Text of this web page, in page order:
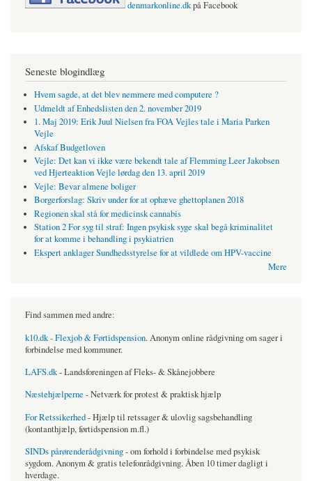
denmarkonline.dkpå Facebook
Seneste blogindlæg
Hvem sagde, at det blev nemmere med computere ?
Udmeldt af Enhedslisten den 2. november 2019
1. Maj 2019: Erik Juul Nielsen fra FOA Vejles tale i Maria Parken
Vejle
Afskaf Budgetloven
Vejle: Det kan vi ikke være bekendt tale af Flemming Leer Jakobsen
ved Hjerteaktion Vejle lørdag den 13. april 2019
Vejle: Bevar almene boliger
Borgerforslag: Skriv under for at ophæve ghettoplanen 2018
Regionen skal stå for medicinsk cannabis
Station 2 For syg til straf: Ingen psykisk syge skal begå kriminalitet
for at komme i behandling i psykiatrien
Ekspert anklager Sundhedsstyrelse for at vildlede om HPV-vaccine
Mere
Find sammen med andre:
k10.dk - Flexjob & Førtidspension. Anonym online rådgivning om sager i
forbindelse med kommuner.
LAFS.dk- Landsforeningen af Fleks- & Skånejobbere
Næstehjælperne - Netværk for protest & praktisk hjælp
For Retssikerhed- Hjælp til retssager & ulovlig sagsbehandling
(kontanthjælp, førtidspension m.fl.)
SINDs pårørenderådgivning- om forhold i forbindelse med psykisk
sygdom. Anonym & gratis telefonrådgivning. Åben 10 timer dagligt i
hverdage.